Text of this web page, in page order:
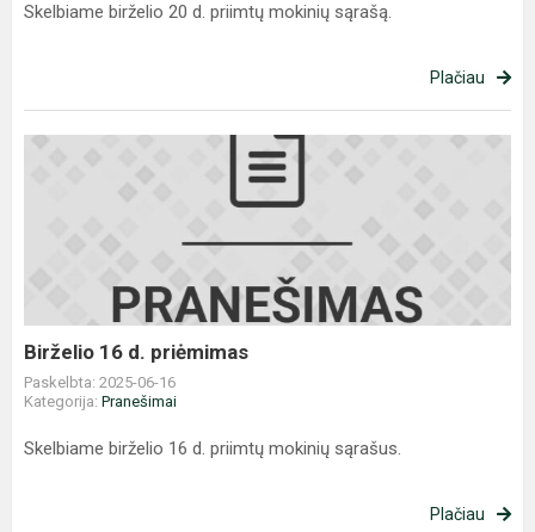
Skelbiame birželio 20 d. priimtų mokinių sąrašą.
Plačiau
Birželio
Birželio 16 d. priėmimas
Paskelbta: 2025-06-16
Kategorija: Pranešimai
Skelbiame birželio 16 d. priimtų mokinių sąrašus.
Plačiau